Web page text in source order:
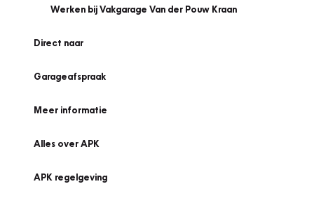
Werken bij Vakgarage Van der Pouw Kraan
Direct naar
Garageafspraak
Meer informatie
Alles over APK
APK regelgeving